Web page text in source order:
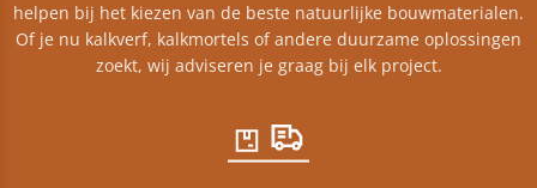
helpen bij het kiezen van de beste natuurlijke bouwmaterialen.
Of je nu kalkverf, kalkmortels of andere duurzame oplossingen
zoekt, wij adviseren je graag bij elk project.​